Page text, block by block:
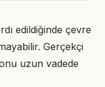
edildiğinde çevre
Gerçekçi
uzun vadede